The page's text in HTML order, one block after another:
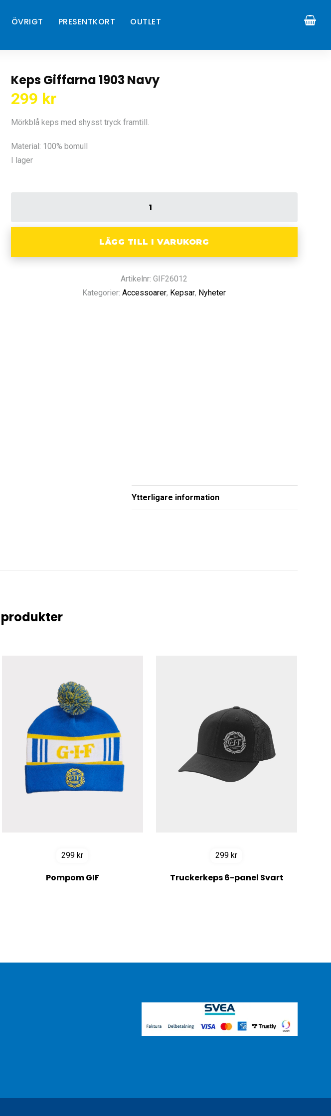
ÖVRIGT PRESENTKORT OUTLET
Keps Giffarna 1903 Navy
299 kr
Mörkblå keps med shysst tryck framtill.
Material: 100% bomull
I lager
LÄGG TILL I VARUKORG
Artikelnr: GIF26012
Kategorier:Accessoarer, Kepsar, Nyheter
Ytterligare information
299 kr
Pompom GIF
299 kr
Truckerkeps 6-panel Svart